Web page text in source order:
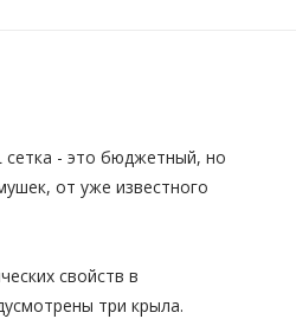
сетка - это бюджетный, но
от уже известного
свойств в
три крыла.